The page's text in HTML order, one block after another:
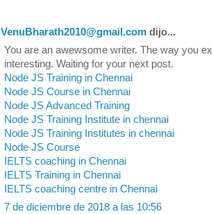
VenuBharath2010@gmail.com dijo...
You are an awewsome writer. The way you
interesting. Waiting for your next post.
Node JS Training in Chennai
Node JS Course in Chennai
Node JS Advanced Training
Node JS Training Institute in chennai
Node JS Training Institutes in chennai
Node JS Course
IELTS coaching in Chennai
IELTS Training in Chennai
IELTS coaching centre in Chennai
7 de diciembre de 2018 a las 10:56